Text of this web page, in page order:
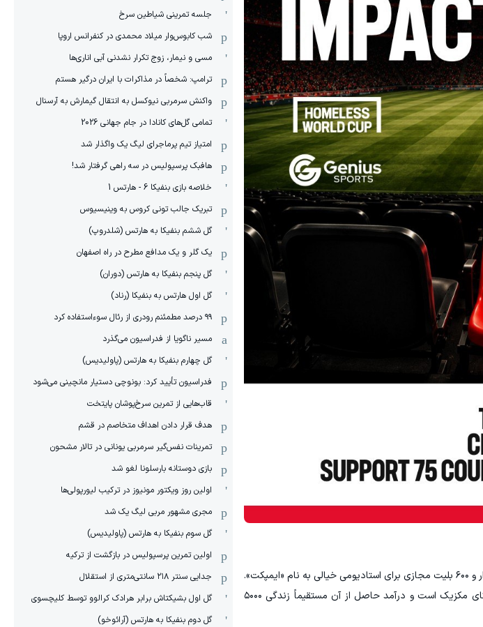
برگزارکنندگان برای دوره ۲۰۲۷ یک هدف نمادین و جاه‌طلبانه تعیین کرده‌اند: فروش ۱۱۴ هزار و ۶۰۰ بلیت مجازی برای استادیومی خیالی به نام «ایمپکت».
این عدد دقیقاً برابر با رکورد تاریخی تماشاگران فینال جام جهانی ۱۹۸۶ در ورزشگاه آزتکای مکزیک است و درآمد حاصل از آن مستقیماً زندگی ۵۰۰۰
جلسه تمرینی شیاطین سرخ
شب کابوس‌وار میلاد محمدی در کنفرانس اروپا
مسی و نیمار، زوج تکرار نشدنی آبی اناری‌ها
ترامپ: شخصاً در مذاکرات با ایران درگیر هستم
واکنش سرمربی نیوکسل به انتقال گیمارش به آرسنال
تمامی گل‌های کانادا در جام جهانی 2026
امتیاز تیم پرماجرای لیگ یک واگذار شد
هافبک پرسپولیس در سه راهی گرفتار شد!
خلاصه بازی بنفیکا 6 - هارتس 1
تبریک جالب تونی کروس به وینیسیوس
گل ششم بنفیکا به هارتس (شلدروپ)
یک گلر و یک مدافع مطرح در راه اصفهان
گل پنجم بنفیکا به هارتس (دوران)
گل اول هارتس به بنفیکا (رناد)
۹۹ درصد مطمئنم رودری از رئال سوءاستفاده کرد
مسیر ناگویا از فدراسیون می‌گذرد
گل چهارم بنفیکا به هارتس (پاولیدیس)
فدراسیون تأیید کرد: بونوچی دستیار مانچینی می‌شود
قاب‌هایی از تمرین سرخ‌پوشان پایتخت
هدف قرار دادن اهداف متخاصم در قشم
‏تمرینات نفس‌گیر سرمربی یونانی در تالار مشحون
بازی دوستانه بارسلونا لغو شد
اولین روز ویکتور مونیوز در ترکیب لیورپولی‌ها
مجری مشهور مربی لیگ یک شد
گل سوم بنفیکا به هارتس (پاولیدیس)
اولین تمرین پرسپولیس در بازگشت از ترکیه
جدایی سنتر ۲۱۸ سانتی‌متری از استقلال
گل اول بشیکتاش برابر هرادک کرالوو توسط کلیچسوی
گل دوم بنفیکا به هارتس (آرائوخو)